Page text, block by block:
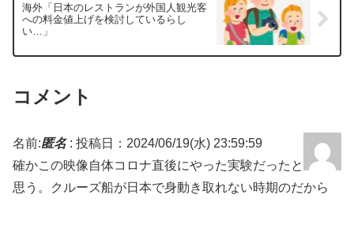
海外「日本のレストランが外国人観光客
への料金値上げを検討しているらし
い…」
コメント
名前:匿名: 投稿日：2024/06/19(水) 23:59:59
確かこの映像自体コロナ直後にやった実験だったと
思う。クルーズ船が日本で身動き取れない時期のだから